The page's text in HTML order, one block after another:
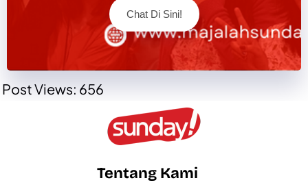
Chat Di Sini!
Post Views: 656
Tentang Kami